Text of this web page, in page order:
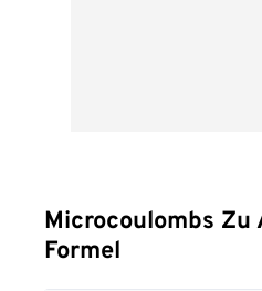
Microcoulombs Zu
Formel